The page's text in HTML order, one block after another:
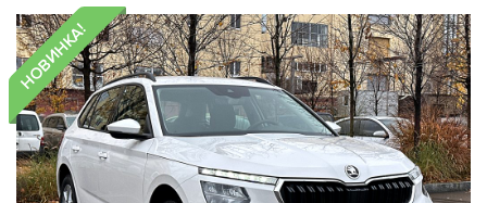
НОВИНКА!